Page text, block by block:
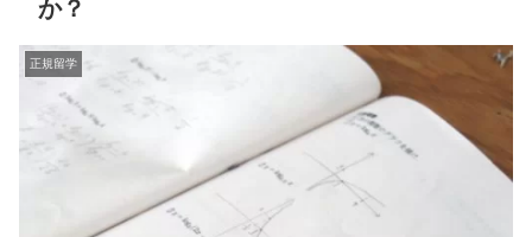
か？
正規留学